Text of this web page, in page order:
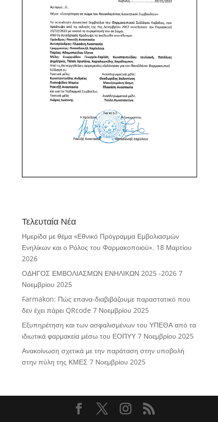
Τελευταία Νέα
Ημερίδα με θέμα «Εθνικό Πρόγραμμα Εμβολιασμών
Ενηλίκων και ο Ρόλος του Φαρμακοποιού». 18 Μαρτίου
2026
ΟΔΗΓΟΣ ΕΜΒΟΛΙΑΣΜΩΝ ΕΝΗΛΙΚΩΝ 2025 -2026 7
Νοεμβρίου 2025
Farmakon: Πώς επανα-διαβιβάζουμε παραστατικό που
δεν έχει πάρει QRcode 7 Νοεμβρίου 2025
Εξυπηρέτηση και των ασφαλισμένων του ΥΠΕΘΑ από τα
ιδιωτικά φαρμακεία μέσω του ΕΟΠΥΥ 7 Νοεμβρίου 2025
Ανακοίνωση σχετικά με την παράταση στην υποβολή
στην πύλη της ΚΜΕΣ 7 Νοεμβρίου 2025